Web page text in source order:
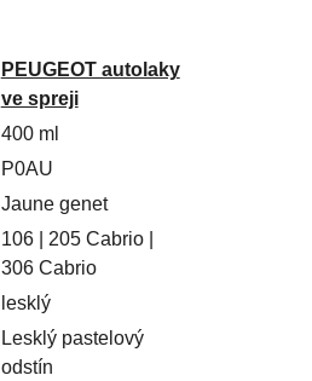
PEUGEOT autolaky
ve spreji
400 ml
P0AU
Jaune genet
106 | 205 Cabrio |
306 Cabrio
lesklý
Lesklý pastelový
odstín